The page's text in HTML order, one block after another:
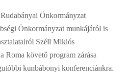
Önkormányzat
Önkormányzat munkájáról is
Széll Miklós
Roma követő program zárása
kunbábonyi konferenciánkra.